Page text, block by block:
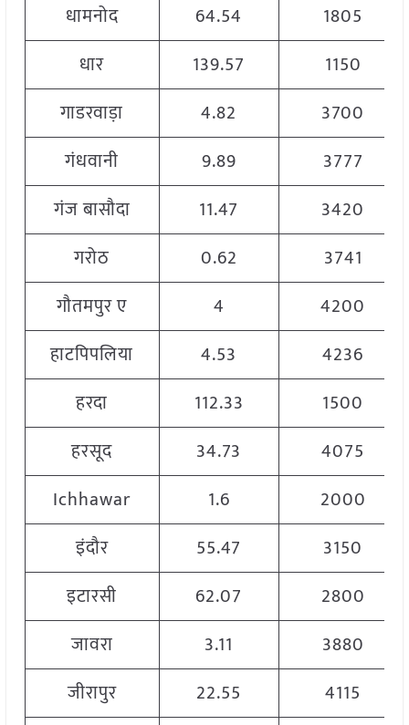
धामनोद
64.54
1805
धार
139.57
1150
गाडरवाड़ा
4.82
3700
गंधवानी
9.89
3777
गंज बासौदा
11.47
3420
गरोठ
0.62
3741
गौतमपुर ए
4
4200
हाटपिपलिया
4.53
4236
हरदा
112.33
1500
हरसूद
34.73
4075
Ichhawar
1.6
2000
इंदौर
55.47
3150
इटारसी
62.07
2800
जावरा
3.11
3880
जीरापुर
22.55
4115